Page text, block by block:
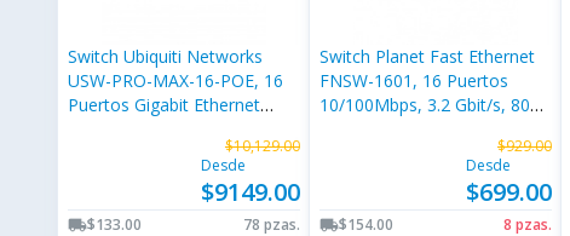
Switch Ubiquiti Networks
USW-PRO-MAX-16-POE, 16
Puertos Gigabit Ethernet
SFP+, 84 Gbit/s, 16000
Entradas, Administrado
$10,129.00
Desde
$9149.00
local_shipping$133.00 78 pzas.
Switch Planet Fast Ethernet
FNSW-1601, 16 Puertos
10/100Mbps, 3.2 Gbit/s, 8000
$929.00
Desde
$699.00
local_shipping$154.00 8 pzas.